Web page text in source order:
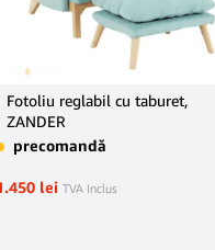
Fotoliu reglabil cu taburet,
ZANDER
precomandă
lei TVA Inclus